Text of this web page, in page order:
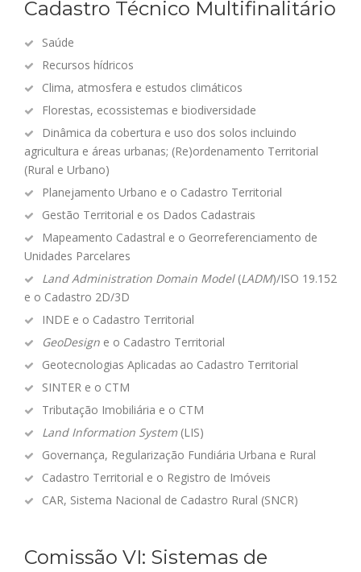
Cadastro Técnico Multifinalitário
Saúde
Recursos hídricos
Clima, atmosfera e estudos climáticos
Florestas, ecossistemas e biodiversidade
Dinâmica da cobertura e uso dos solos incluindo
agricultura e áreas urbanas; (Re)ordenamento Territorial
(Rural e Urbano)
Planejamento Urbano e o Cadastro Territorial
Gestão Territorial e os Dados Cadastrais
Mapeamento Cadastral e o Georreferenciamento de
Unidades Parcelares
Land Administration Domain Model(LADM)/ISO 19.152
e o Cadastro 2D/3D
INDE e o Cadastro Territorial
GeoDesign e o Cadastro Territorial
Geotecnologias Aplicadas ao Cadastro Territorial
SINTER e o CTM
Tributação Imobiliária e o CTM
Land Information System (LIS)
Governança, Regularização Fundiária Urbana e Rural
Cadastro Territorial e o Registro de Imóveis
CAR, Sistema Nacional de Cadastro Rural (SNCR)
Comissão VI: Sistemas de